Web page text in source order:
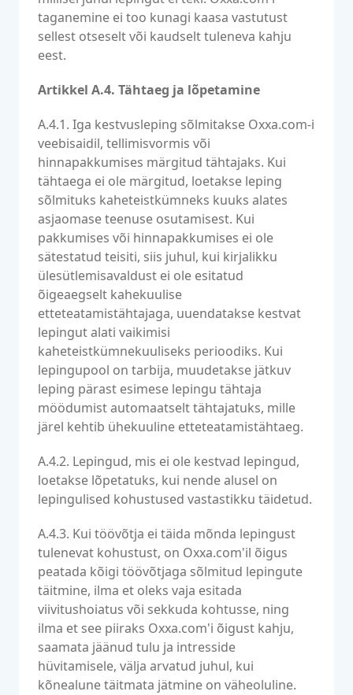
taganemine ei too kunagi kaasa vastutust
sellest otseselt või kaudselt tuleneva kahju
eest.
Artikkel A.4. Tähtaeg ja lõpetamine
A.4.1. Iga kestvusleping sõlmitakse Oxxa.com-i
veebisaidil, tellimisvormis või
hinnapakkumises märgitud tähtajaks. Kui
tähtaega ei ole märgitud, loetakse leping
sõlmituks kaheteistkümneks kuuks alates
asjaomase teenuse osutamisest. Kui
pakkumises või hinnapakkumises ei ole
sätestatud teisiti, siis juhul, kui kirjalikku
ülesütlemisavaldust ei ole esitatud
õigeaegselt kahekuulise
etteteatamistähtajaga, uuendatakse kestvat
lepingut alati vaikimisi
kaheteistkümnekuuliseks perioodiks. Kui
lepingupool on tarbija, muudetakse jätkuv
leping pärast esimese lepingu tähtaja
möödumist automaatselt tähtajatuks, mille
järel kehtib ühekuuline etteteatamistähtaeg.
A.4.2. Lepingud, mis ei ole kestvad lepingud,
loetakse lõpetatuks, kui nende alusel on
lepingulised kohustused vastastikku täidetud.
A.4.3. Kui töövõtja ei täida mõnda lepingust
tulenevat kohustust, on Oxxa.com'il õigus
peatada kõigi töövõtjaga sõlmitud lepingute
täitmine, ilma et oleks vaja esitada
viivitushoiatus või sekkuda kohtusse, ning
ilma et see piiraks Oxxa.com'i õigust kahju,
saamata jäänud tulu ja intresside
hüvitamisele, välja arvatud juhul, kui
kõnealune täitmata jätmine on väheoluline.